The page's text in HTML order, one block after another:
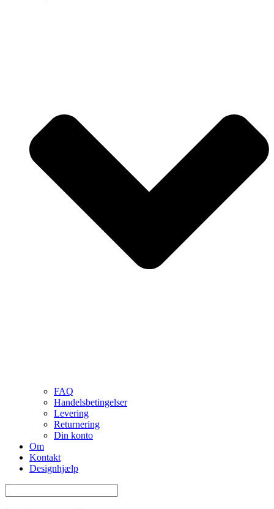
FAQ
Handelsbetingelser
Levering
Returnering
Din konto
Om
Kontakt
Designhjælp